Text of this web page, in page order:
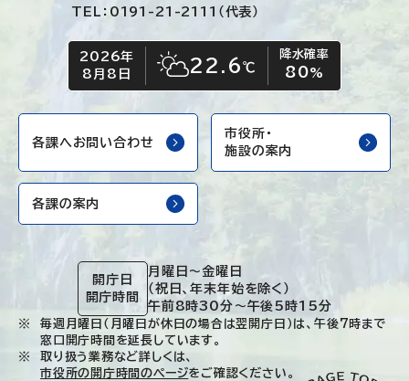
TEL：0191-21-2111（代表）
今日の日付
2026年
8月8日
今日の天気
晴れ時々くもり
22.6℃
降水確率
80%
各課へお問い合わせ
市役所・
施設の案内
各課の案内
開庁日
開庁時間
月曜日～金曜日
（祝日、年末年始を除く）
午前8時30分～午後5時15分
毎週月曜日（月曜日が休日の場合は翌開庁日）は、午後7時まで
窓口開庁時間を延長しています。
取り扱う業務など詳しくは、
市役所の開庁時間のページをご確認ください。